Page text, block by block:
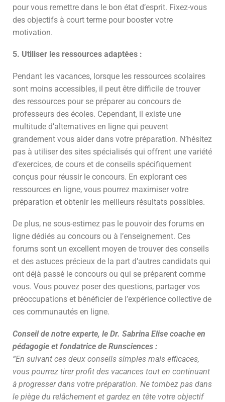
pour vous remettre dans le bon état d’esprit. Fixez-vous
des objectifs à court terme pour booster votre
motivation.
5. Utiliser les ressources adaptées :
Pendant les vacances, lorsque les ressources scolaires
sont moins accessibles, il peut être difficile de trouver
des ressources pour se préparer au concours de
professeurs des écoles. Cependant, il existe une
multitude d’alternatives en ligne qui peuvent
grandement vous aider dans votre préparation. N’hésitez
pas à utiliser des sites spécialisés qui offrent une variété
d’exercices, de cours et de conseils spécifiquement
conçus pour réussir le concours. En explorant ces
ressources en ligne, vous pourrez maximiser votre
préparation et obtenir les meilleurs résultats possibles.
De plus, ne sous-estimez pas le pouvoir des forums en
ligne dédiés au concours ou à l’enseignement. Ces
forums sont un excellent moyen de trouver des conseils
et des astuces précieux de la part d’autres candidats qui
ont déjà passé le concours ou qui se préparent comme
vous. Vous pouvez poser des questions, partager vos
préoccupations et bénéficier de l’expérience collective de
ces communautés en ligne.
Conseil de notre experte, le Dr. Sabrina Elise coache en
pédagogie et fondatrice de Runsciences :
“En suivant ces deux conseils simples mais efficaces,
vous pourrez tirer profit des vacances tout en continuant
à progresser dans votre préparation. Ne tombez pas dans
le piège du relâchement et gardez en tête votre objectif